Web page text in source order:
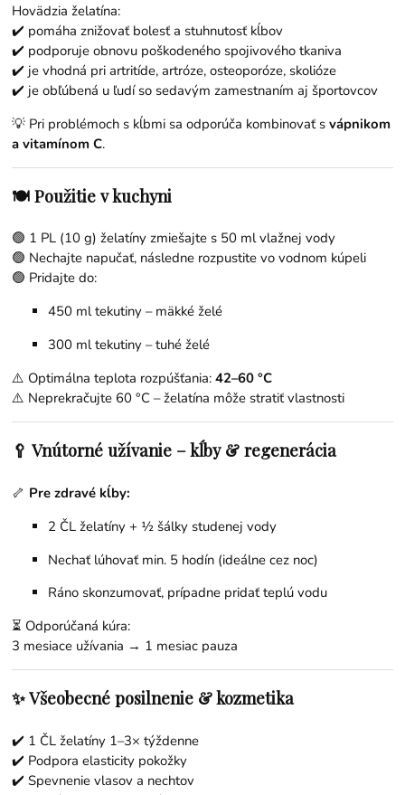
Hovädzia želatína:
✔️ pomáha znižovať bolesť a stuhnutosť kĺbov
✔️ podporuje obnovu poškodeného spojivového tkaniva
✔️ je vhodná pri artritíde, artróze, osteoporóze, skolióze
✔️ je obľúbená u ľudí so sedavým zamestnaním aj športovcov
💡 Pri problémoch s kĺbmi sa odporúča kombinovať svápnikom
a vitamínom C.
🍽️ Použitie v kuchyni
🟢 1 PL (10 g) želatíny zmiešajte s 50 ml vlažnej vody
🟢 Nechajte napučať, následne rozpustite vo vodnom kúpeli
🟢 Pridajte do:
450 ml tekutiny – mäkké želé
300 ml tekutiny – tuhé želé
⚠️ Optimálna teplota rozpúšťania:42–60 °C
⚠️ Neprekračujte 60 °C – želatína môže stratiť vlastnosti
🥄 Vnútorné užívanie – kĺby & regenerácia
🦴 Pre zdravé kĺby:
2 ČL želatíny + ½ šálky studenej vody
Nechať lúhovať min. 5 hodín (ideálne cez noc)
Ráno skonzumovať, prípadne pridať teplú vodu
⏳ Odporúčaná kúra:
3 mesiace užívania → 1 mesiac pauza
✨ Všeobecné posilnenie & kozmetika
✔️ 1 ČL želatíny 1–3× týždenne
✔️ Podpora elasticity pokožky
✔️ Spevnenie vlasov a nechtov